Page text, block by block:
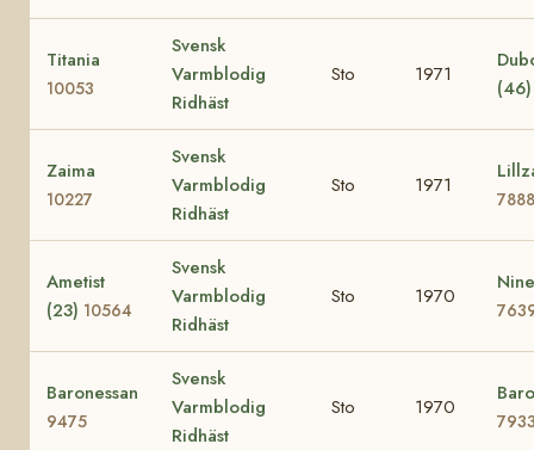
Titania
10053
Svensk
Varmblodig
Ridhäst
Sto 1971
Zaima
10227
Svensk
Varmblodig
Ridhäst
Sto 1971
7888
Ametist
(23) 10564
Svensk
Varmblodig
Ridhäst
Sto 1970
Baronessan
9475
Svensk
Varmblodig
Ridhäst
Sto 1970